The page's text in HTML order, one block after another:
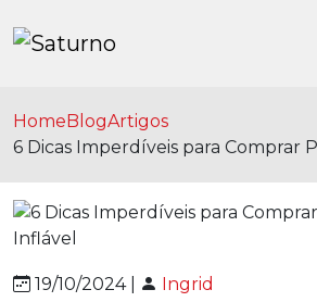
HomeBlogArtigos
6 Dicas Imperdíveis para Comprar
19/10/2024 | Ingrid